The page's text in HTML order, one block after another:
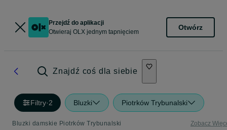
Przejdź do aplikacji
Otwieraj OLX jednym tapnięciem
Otwórz
Znajdź coś dla siebie
Filtry·2 Bluzki Piotrków Trybunalski
Bluzki damskie Piotrków Trybunalski Zobacz